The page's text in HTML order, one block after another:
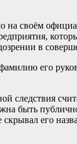
своём
в
его
следствия
быть
его